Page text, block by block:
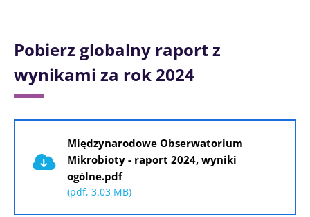
Pobierz globalny raport z
wynikami za rok 2024
Międzynarodowe Obserwatorium
Mikrobioty - raport 2024, wyniki
ogólne.pdf
(pdf, 3.03 MB)